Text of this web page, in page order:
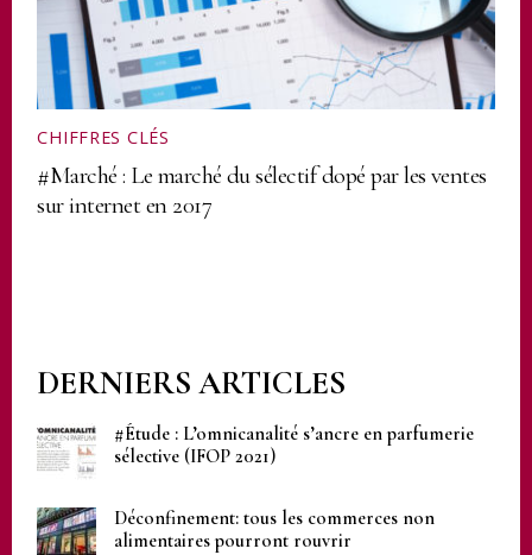
CHIFFRES CLÉS
#Marché : Le marché du sélectif dopé par les ventes
sur internet en 2017
DERNIERS ARTICLES
#Étude : L’omnicanalité s’ancre en parfumerie
sélective (IFOP 2021)
Déconfinement: tous les commerces non
alimentaires pourront rouvrir